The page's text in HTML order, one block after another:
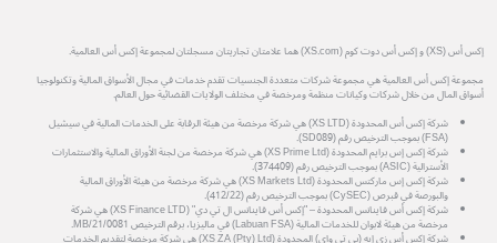
إكس أس (XS) و إكس أس دوت كوم (XS.com) هما علامتان تجاريتان مسجلتان لمجموعة إكس أس العالمية.
مجموعة إكس أس العالمية هي مجموعة شركات متعددة الجنسيات تقدم خدمات في مجال الأسواق المالية وتكنولوجيا
أسواق المال من خلال شركات وكيانات منظمة ومرخصة في مختلف الولايات القضائية حول العالم.
شركة إكس أس المحدودة (XS LTD) هي شركة مرخصة من هيئة الرقابة على الخدمات المالية في سيشيل
(FSA) بموجب الترخيص رقم (SD089).
شركة إكس إس برايم المحدودة (XS Prime Ltd) هي شركة مرخصة من لجنة الأوراق المالية والاستثمارات
الأسترالية (ASIC) بموجب الترخيص رقم (374409).
شركة إكس إس ماركتس المحدودة (XS Markets Ltd) هي شركة مرخصة من هيئة الأوراق المالية
والبورصة في قبرص (CySEC) بموجب الترخيص رقم (412/22).
شركة إكس أس فاينانس المحدودة – "إكس أس فاينانس ال تي دي" (XS Finance LTD) هي شركة
مرخصة من هيئة لابوان للخدمات المالية (Labuan FSA) في ماليزيا، برقم الترخيص MB/21/0081.